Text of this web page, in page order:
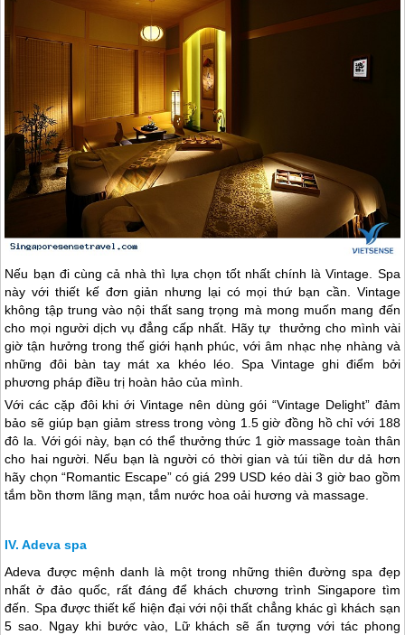
Nếu bạn đi cùng cả nhà thì lựa chọn tốt nhất chính là Vintage. Spa
này với thiết kế đơn giản nhưng lại có mọi thứ bạn cần. Vintage
không tập trung vào nội thất sang trọng mà mong muốn mang đến
cho mọi người dịch vụ đẳng cấp nhất. Hãy tự thưởng cho mình vài
giờ tận hưởng trong thế giới hạnh phúc, với âm nhạc nhẹ nhàng và
những đôi bàn tay mát xa khéo léo. Spa Vintage ghi điểm bởi
phương pháp điều trị hoàn hảo của mình.
Với các cặp đôi khi ới Vintage nên dùng gói “Vintage Delight” đảm
bảo sẽ giúp bạn giảm stress trong vòng 1.5 giờ đồng hồ chỉ với 188
đô la. Với gói này, bạn có thể thưởng thức 1 giờ massage toàn thân
cho hai người. Nếu bạn là người có thời gian và túi tiền dư dả hơn
hãy chọn “Romantic Escape” có giá 299 USD kéo dài 3 giờ bao gồm
tắm bồn thơm lãng mạn, tắm nước hoa oải hương và massage.
Adeva spa
Adeva được mệnh danh là một trong những thiên đường spa đẹp
nhất ở đảo quốc, rất đáng để khách chương trình Singaporetìm
đến. Spa được thiết kế hiện đại với nội thất chẳng khác gì khách sạn
5 sao. Ngay khi bước vào, Lữ khách sẽ ấn tượng với tác phong